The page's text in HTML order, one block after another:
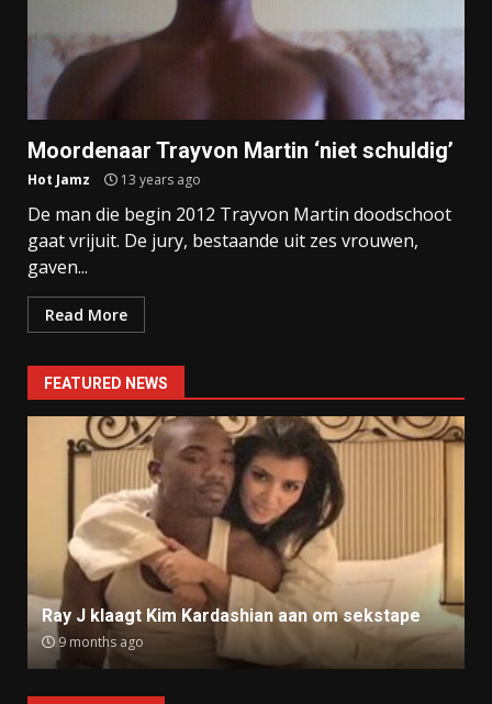
Moordenaar Trayvon Martin ‘niet schuldig’
Hot Jamz 13 years ago
De man die begin 2012 Trayvon Martin doodschoot
gaat vrijuit. De jury, bestaande uit zes vrouwen,
gaven...
Read More
FEATURED NEWS
Ray J klaagt Kim Kardashian aan om sekstape
9 months ago